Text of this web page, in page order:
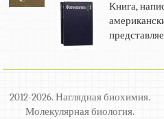
Книга,
2012-2026. Наглядная биохимия.
Молекулярная биология.